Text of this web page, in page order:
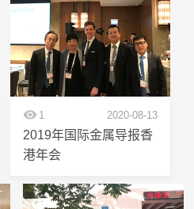
1 2020-08-13
2019年国际金属导报香
港年会